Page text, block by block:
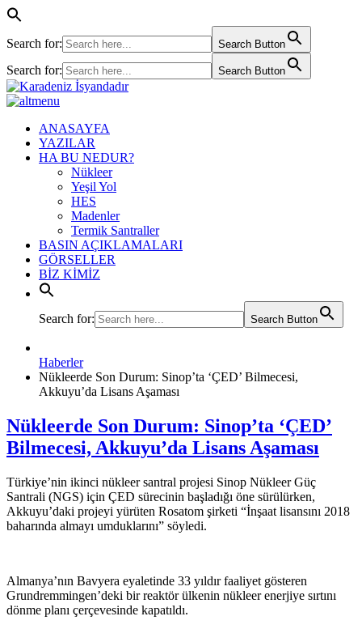
Search for: Search Button
Search for: Search Button
ANASAYFA
YAZILAR
HA BU NEDUR?
Nükleer
Yeşil Yol
HES
Madenler
Termik Santraller
BASIN AÇIKLAMALARI
GÖRSELLER
BİZ KİMİZ
Search for: Search Button
Haberler
Nükleerde Son Durum: Sinop’ta ‘ÇED’ Bilmecesi,
Akkuyu’da Lisans Aşaması
Nükleerde Son Durum: Sinop’ta ‘ÇED’
Bilmecesi, Akkuyu’da Lisans Aşaması
Türkiye’nin ikinci nükleer santral projesi Sinop Nükleer Güç
Santrali (NGS) için ÇED sürecinin başladığı öne sürülürken,
Akkuyu’daki projeyi yürüten Rosatom şirketi “İnşaat lisansını 2018
baharında almayı umduklarını” söyledi.
Almanya’nın Bavyera eyaletinde 33 yıldır faaliyet gösteren
Grundremmingen’deki bir reaktör ülkenin nükleer enerjiye sırtını
dönme planı çerçevesinde kapatıldı.